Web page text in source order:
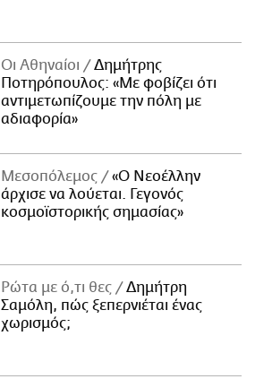
Οι Αθηναίοι
Δημήτρης
Ποτηρόπουλος: «Με φοβίζει ότι
αντιμετωπίζουμε την πόλη με
αδιαφορία»
Μεσοπόλεμος
«Ο Νεοέλλην
άρχισε να λούεται. Γεγονός
κοσμοϊστορικής σημασίας»
Ρώτα με ό,τι θες
Δημήτρη
Σαμόλη, πώς ξεπερνιέται ένας
χωρισμός;